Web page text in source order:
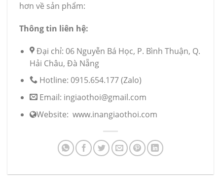
hơn về sản phẩm:
Thông tin liên hệ:
Đại chỉ: 06 Nguyễn Bá Học, P. Bình Thuận, Q.
Hải Châu, Đà Nẵng
Hotline: 0915.654.177 (Zalo)
Email: ingiaothoi@gmail.com
Website: www.inangiaothoi.com